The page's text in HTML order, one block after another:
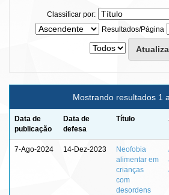
Classificar por:
Resultados/Página
Mostrando resultados 1
Data de
publicação
Data de
defesa
Título
7-Ago-2024 14-Dez-2023
Neofobia
alimentar em
crianças
com
desordens